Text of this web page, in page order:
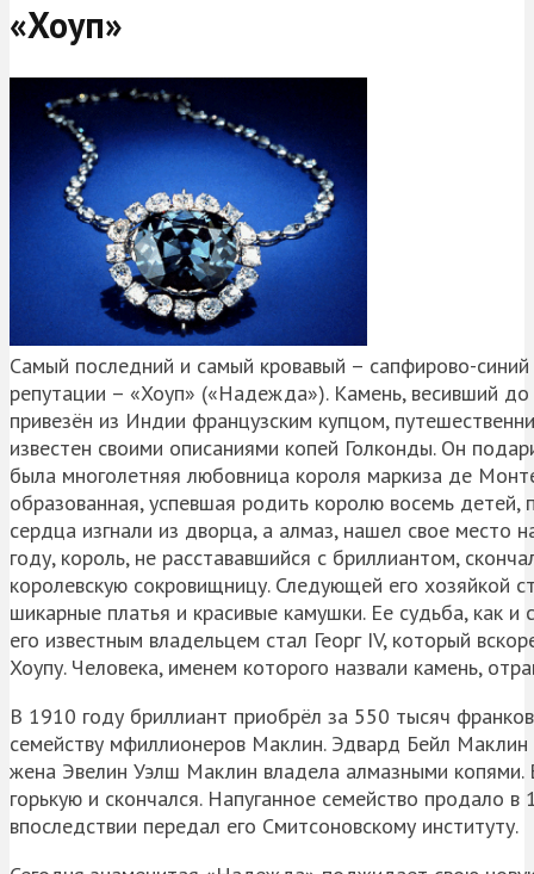
«Хоуп»
Самый последний и самый кровавый – сапфирово-
репутации – «Хоуп» («Надежда»). Камень, весивший
привезён из Индии французским купцом,
известен своими описаниями копей Голконды. Он
была многолетняя любовница короля маркиза де
образованная, успевшая родить королю восемь
сердца изгнали из дворца, а алмаз, нашел свое
году, король, не расстававшийся с бриллиантом,
королевскую сокровищницу. Следующей его хозяйкой
шикарные платья и красивые камушки. Ее судьба, как
его известным владельцем стал Георг IV, который
Хоупу. Человека, именем которого назвали камень,
В 1910 году бриллиант приобрёл за 550 тысяч
семейству мфиллионеров Маклин. Эдвард Бейл
жена Эвелин Уэлш Маклин владела алмазными копями.
горькую и скончался. Напуганное семейство продало
впоследствии передал его Смитсоновскому институту.